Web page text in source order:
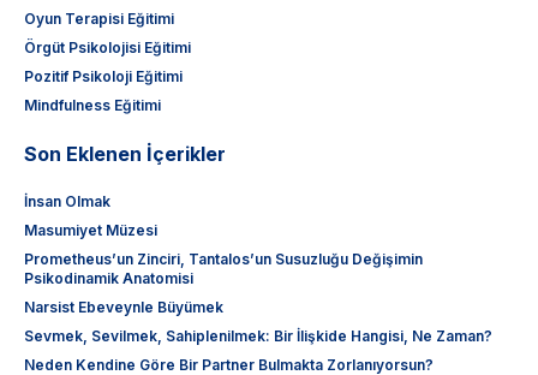
Oyun Terapisi Eğitimi
Örgüt Psikolojisi Eğitimi
Pozitif Psikoloji Eğitimi
Mindfulness Eğitimi
Son Eklenen İçerikler
İnsan Olmak
Masumiyet Müzesi
Prometheus’un Zinciri, Tantalos’un Susuzluğu Değişimin
Psikodinamik Anatomisi
Narsist Ebeveynle Büyümek
Sevmek, Sevilmek, Sahiplenilmek: Bir İlişkide Hangisi, Ne Zaman?
Neden Kendine Göre Bir Partner Bulmakta Zorlanıyorsun?